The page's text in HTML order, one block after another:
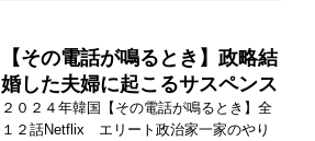
【その電話が鳴るとき】政略結
婚した夫婦に起こるサスペンス
２０２４年韓国【その電話が鳴るとき】全
１２話Netflix エリート政治家一家のやり